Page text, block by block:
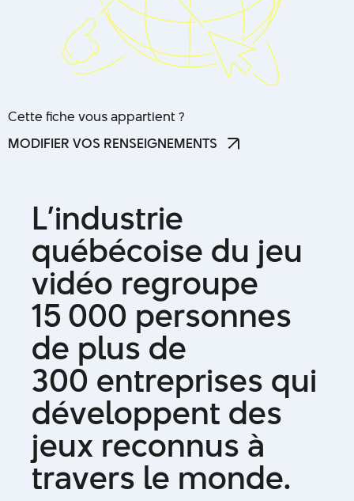
Cette fiche vous appartient ?
MODIFIER VOS RENSEIGNEMENTS
L’industrie
québécoise du jeu
vidéo regroupe
15000 personnes
de plusde
300 entreprises qui
développent des
jeux reconnus à
travers le monde.